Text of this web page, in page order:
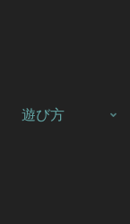
遊び方